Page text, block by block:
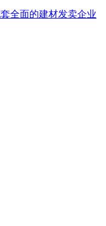
全面的建材发卖企业